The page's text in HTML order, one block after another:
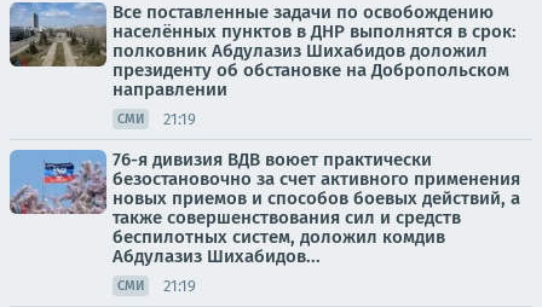
Все поставленные задачи по освобождению
населённых пунктов в ДНР выполнятся в срок:
полковник Абдулазиз Шихабидов доложил
президенту об обстановке на Добропольском
направлении
СМИ 21:19
76-я дивизия ВДВ воюет практически
безостановочно за счет активного применения
новых приемов и способов боевых действий, а
также совершенствования сил и средств
беспилотных систем, доложил комдив
Абдулазиз Шихабидов...
СМИ 21:19